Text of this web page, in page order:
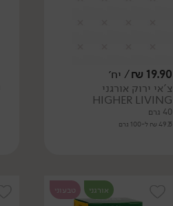
19.90
₪/ יח׳
צ'אי ירוק אורגני
HIGHER LIVING
40 גרם
49.75 ₪ ל-100 גרם
אורגני טבעוני